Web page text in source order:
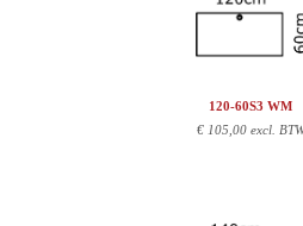
120-60S3 WM
€ 105,00 excl.